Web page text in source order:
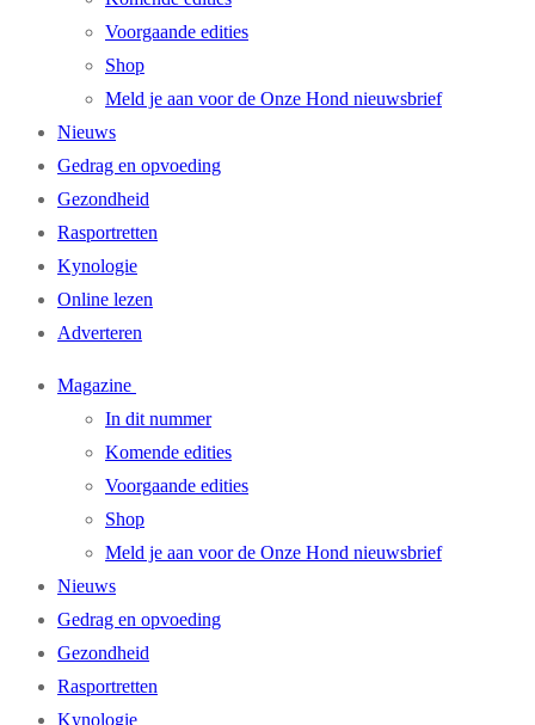
Voorgaande edities
Shop
Meld je aan voor de Onze Hond nieuwsbrief
Nieuws
Gedrag en opvoeding
Gezondheid
Rasportretten
Kynologie
Online lezen
Adverteren
Magazine
In dit nummer
Komende edities
Voorgaande edities
Shop
Meld je aan voor de Onze Hond nieuwsbrief
Nieuws
Gedrag en opvoeding
Gezondheid
Rasportretten
Kynologie